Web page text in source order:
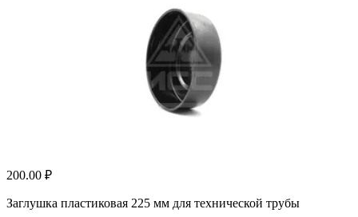
200.00 ₽
Заглушка пластиковая 225 мм для технической трубы